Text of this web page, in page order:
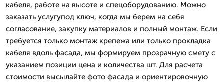
кабеля, работе на высоте и спецоборудованию. Можно
заказать услугупод ключ, когда мы берем на себя
согласование, закупку материалов и полный монтаж. Если
требуется только монтаж крепежа или только прокладка
кабеля вдоль фасада, мы формируем прозрачную смету с
указанием позиции цена и количества шт. Для расчета
стоимости высылайте фото фасада и ориентировочную